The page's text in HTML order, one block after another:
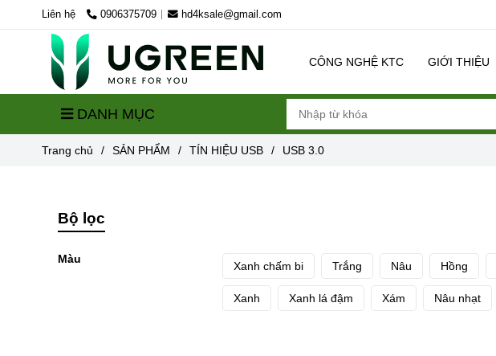
Liên hệ 0906375709 hd4ksale@gmail.com
CÔNG NGHỆ KTC GIỚI THIỆU
DANH MỤC
Trang chủ / SẢN PHẨM / TÍN HIỆU USB / USB 3.0
Bộ lọc
Màu
Xanh chấm bi Trắng Nâu Hồng
Xanh Xanh lá đậm Xám Nâu nhạt